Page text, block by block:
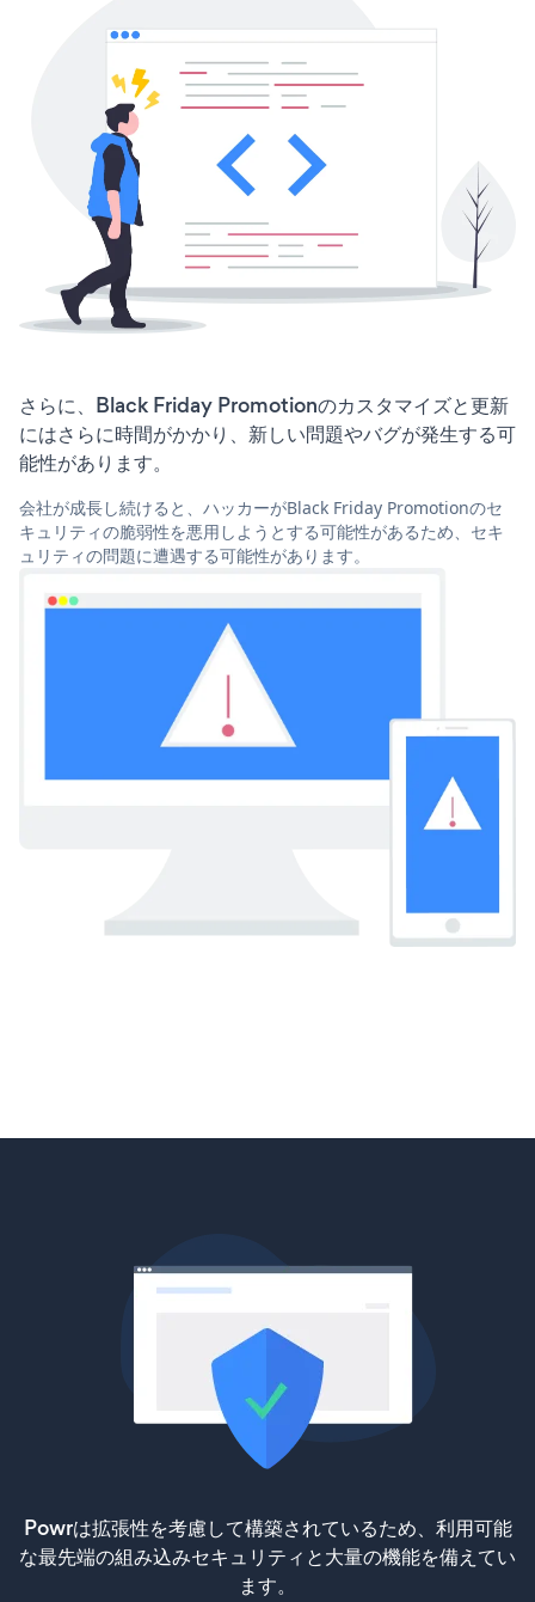
さらに、Black Friday Promotionのカスタマイズと更新
にはさらに時間がかかり、新しい問題やバグが発生する可
能性があります。
会社が成長し続けると、ハッカーがBlack Friday Promotionのセ
キュリティの脆弱性を悪用しようとする可能性があるため、セキ
ュリティの問題に遭遇する可能性があります。
Powrは拡張性を考慮して構築されているため、利用可能
な最先端の組み込みセキュリティと大量の機能を備えてい
ます。